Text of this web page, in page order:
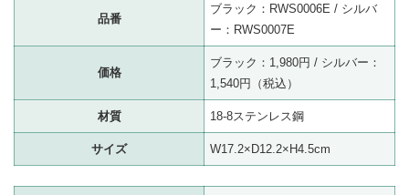
品番
ブラック：RWS0006E / シルバ
ー：RWS0007E
価格
ブラック：1,980円 / シルバー：
1,540円（税込）
材質 18-8ステンレス鋼
サイズ W17.2×D12.2×H4.5cm